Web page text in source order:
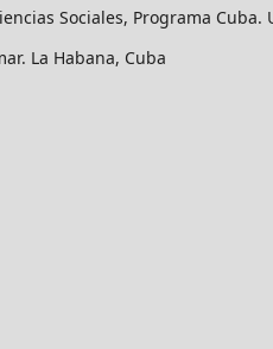
Sociales, Programa Cuba.
La Habana, Cuba